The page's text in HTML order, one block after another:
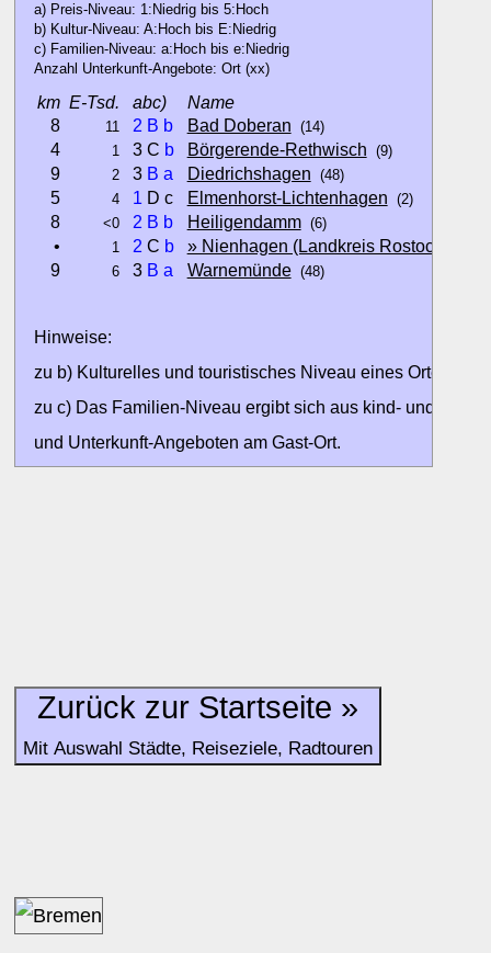
a) Preis-Niveau: 1:Niedrig bis 5:Hoch
b) Kultur-Niveau: A:Hoch bis E:Niedrig
c) Familien-Niveau: a:Hoch bis e:Niedrig
Anzahl Unterkunft-Angebote: Ort (xx)
km E-Tsd. abc)
Name
8
11 2 B b Bad Doberan (14)
4 1 3 C b Börgerende-Rethwisch (9)
9 2 3 B a Diedrichshagen (48)
5 4 1 D c Elmenhorst-Lichtenhagen (2)
8 <0 2 B b Heiligendamm (6)
• 1 2 C b » Nienhagen (Landkreis Rostock)
9 6 3 B a Warnemünde (48)
Hinweise:
zu b) Kulturelles und touristisches Niveau eines Ortes
zu c) Das Familien-Niveau ergibt sich aus kind- und
und Unterkunft-Angeboten am Gast-Ort.
Zurück zur Startseite »
Mit Auswahl Städte, Reiseziele, Radtouren